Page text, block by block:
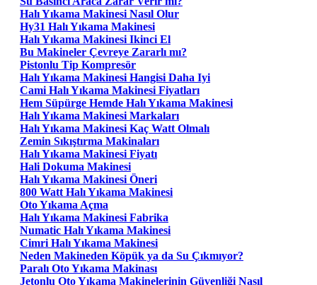
Halı Yıkama Makinesi Nasıl Olur
Hy31 Halı Yıkama Makinesi
Halı Yıkama Makinesi Ikinci El
Bu Makineler Çevreye Zararlı mı?
Pistonlu Tip Kompresör
Halı Yıkama Makinesi Hangisi Daha Iyi
Cami Halı Yıkama Makinesi Fiyatları
Hem Süpürge Hemde Halı Yıkama Makinesi
Halı Yıkama Makinesi Markaları
Halı Yıkama Makinesi Kaç Watt Olmalı
Zemin Sıkıştırma Makinaları
Halı Yıkama Makinesi Fiyatı
Hali Dokuma Makinesi
Halı Yıkama Makinesi Öneri
800 Watt Halı Yıkama Makinesi
Oto Yıkama Açma
Halı Yıkama Makinesi Fabrika
Numatic Halı Yıkama Makinesi
Cimri Halı Yıkama Makinesi
Neden Makineden Köpük ya da Su Çıkmıyor?
Paralı Oto Yıkama Makinası
Jetonlu Oto Yıkama Makinelerinin Güvenliği Nasıl